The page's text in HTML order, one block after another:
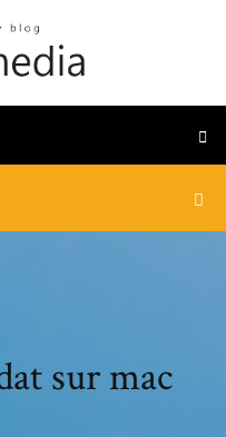
sur mac